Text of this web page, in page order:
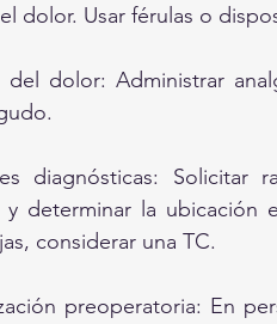
dolor. Usar férulas o
del dolor: Administrar
diagnósticas: Solicitar
y determinar la ubicación
considerar una TC.
preoperatoria: En